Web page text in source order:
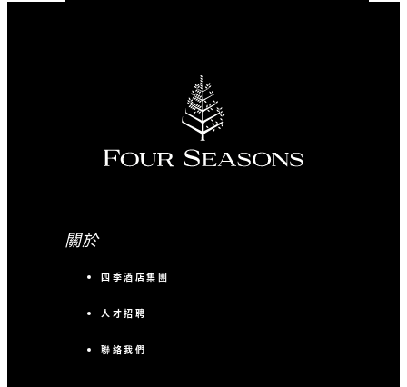
關於
四季酒店集團
人才招聘
聯絡我們